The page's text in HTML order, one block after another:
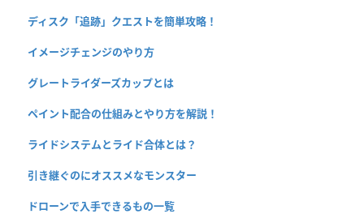
ディスク「追跡」クエストを簡単攻略！
イメージチェンジのやり方
グレートライダーズカップとは
ペイント配合の仕組みとやり方を解説！
ライドシステムとライド合体とは？
引き継ぐのにオススメなモンスター
ドローンで入手できるもの一覧